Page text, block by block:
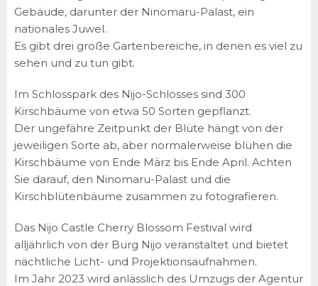
Gebäude, darunter der Ninomaru-Palast, ein
nationales Juwel.
Es gibt drei große Gartenbereiche, in denen es viel zu
sehen und zu tun gibt.
Im Schlosspark des Nijo-Schlosses sind 300
Kirschbäume von etwa 50 Sorten gepflanzt.
Der ungefähre Zeitpunkt der Blüte hängt von der
jeweiligen Sorte ab, aber normalerweise blühen die
Kirschbäume von Ende März bis Ende April. Achten
Sie darauf, den Ninomaru-Palast und die
Kirschblütenbäume zusammen zu fotografieren.
Das Nijo Castle Cherry Blossom Festival wird
alljährlich von der Burg Nijo veranstaltet und bietet
nächtliche Licht- und Projektionsaufnahmen.
Im Jahr 2023 wird anlässlich des Umzugs der Agentur